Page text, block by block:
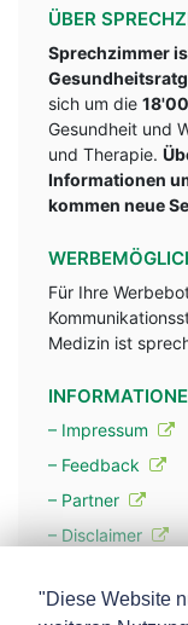
ÜBER
Sprechzimmer
sich um die
Gesundheit und
und Therapie.
Informationen
kommen neue
Für Ihre
Medizin ist
– Impressum
– Feedback
– Partner
– Disclaimer
"Diese Website